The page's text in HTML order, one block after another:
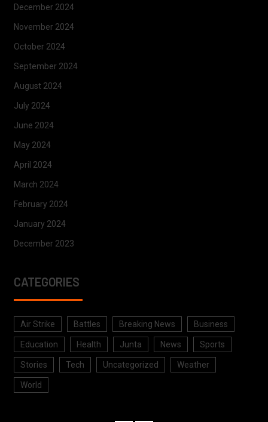
December 2024
November 2024
October 2024
September 2024
August 2024
July 2024
June 2024
May 2024
April 2024
March 2024
February 2024
January 2024
December 2023
CATEGORIES
Air Strike Battles Breaking News Business
Education Health Junta News Sports
Stories Tech Uncategorized Weather
World